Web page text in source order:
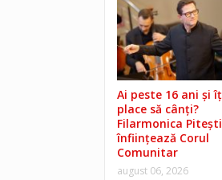
Ai peste 16 ani și
place să cânți?
Filarmonica Pitești
înființează Corul
Comunitar
august 06, 2026